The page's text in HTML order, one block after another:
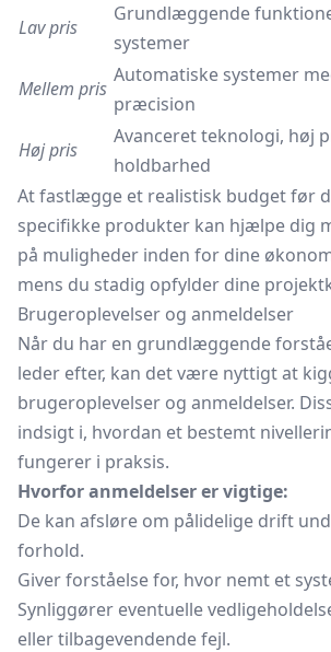
Lav pris
Grundlæggende
systemer
Mellem pris
Automatiske systemer
præcision
Høj pris
Avanceret teknologi, høj
holdbarhed
At fastlægge et realistisk budget før
specifikke produkter kan hjælpe dig
på muligheder inden for dine
mens du stadig opfylder dine
Brugeroplevelser og anmeldelser
Når du har en grundlæggende
leder efter, kan det være nyttigt at
brugeroplevelser og anmeldelser.
indsigt i, hvordan et bestemt
fungerer i praksis.
Hvorfor anmeldelser er vigtige:
De kan afsløre om pålidelige drift
forhold.
Giver forståelse for, hvor nemt et
Synliggører eventuelle
eller tilbagevendende fejl.